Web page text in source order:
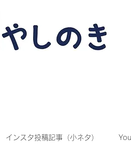
インスタ投稿記事（小ネタ）